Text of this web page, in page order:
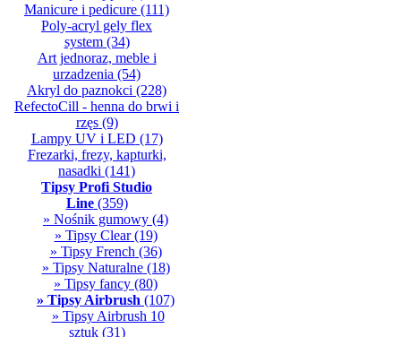
Manicure i pedicure (111)
Poly-acryl gely flex
system(34)
Art jednoraz, meble i
urzadzenia (54)
Akryl do paznokci (228)
RefectoCill - henna do brwi i
rzęs(9)
Lampy UV i LED (17)
Frezarki, frezy, kapturki,
nasadki (141)
Tipsy Profi Studio
Line(359)
» Nośnik gumowy (4)
» Tipsy Clear(19)
» Tipsy French (36)
» Tipsy Naturalne(18)
» Tipsy fancy (80)
» Tipsy Airbrush (107)
» Tipsy Airbrush 10
sztuk(31)